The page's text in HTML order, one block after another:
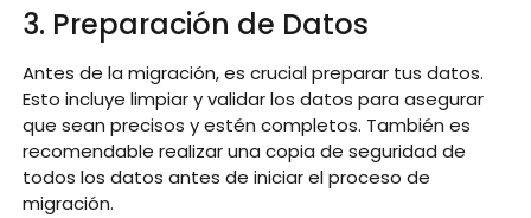
3. Preparación de Datos
Antes de la migración, es crucial preparar tus datos.
Esto incluye limpiar y validar los datos para asegurar
que sean precisos y estén completos. También es
recomendable realizar una copia de seguridad de
todos los datos antes de iniciar el proceso de
migración.